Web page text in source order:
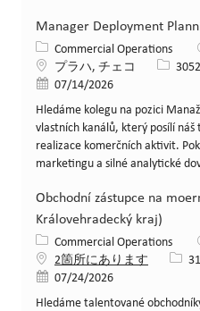
Manager Deployment
カテゴリー
Commercial Operations
場所プラハ, チェコ 求人ID
投稿日07/14/2026
Hledáme kolegu na pozici
vlastních kanálů, který posílí náš
realizace komerčních aktivit.
marketingu a silné analytické
Obchodní zástupce na
Královehradecký kraj)
カテゴリー
Commercial Operations
2箇所にあります
求人
投稿日07/24/2026
Hledáme talentované